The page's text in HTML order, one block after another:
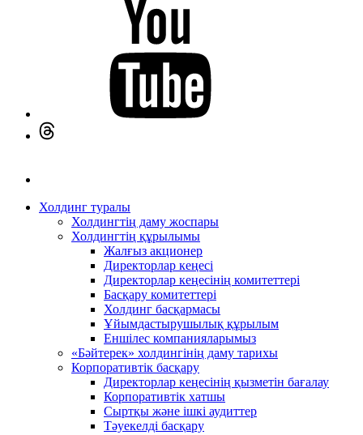
Холдинг туралы
Холдингтің даму жоспары
Холдингтің құрылымы
Жалғыз акционер
Директорлар кеңесі
Директорлар кеңесінің комитеттері
Басқару комитеттері
Холдинг басқармасы
Ұйымдастырушылық құрылым
Еншілес компанияларымыз
«Бәйтерек» холдингінің даму тарихы
Корпоративтік басқару
Директорлар кеңесінің қызметін бағалау
Корпоративтік хатшы
Сыртқы және ішкі аудиттер
Тәуекелді басқару